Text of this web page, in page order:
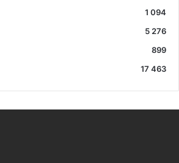
1 094
5 276
899
17 463